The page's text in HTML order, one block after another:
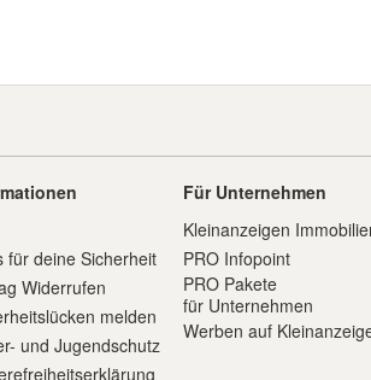
für deine Sicherheit
Widerrufen
melden
und Jugendschutz
Für Unternehmen
Kleinanzeigen
PRO Infopoint
PRO Pakete
für Unternehmen
Werben auf